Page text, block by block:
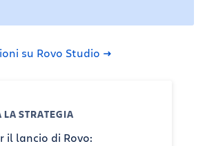
su Rovo Studio
STRATEGIA
il lancio di Rovo: